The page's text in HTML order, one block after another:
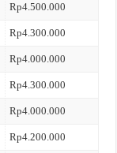
Rp4.500.000
Rp4.300.000
Rp4.000.000
Rp4.300.000
Rp4.000.000
Rp4.200.000